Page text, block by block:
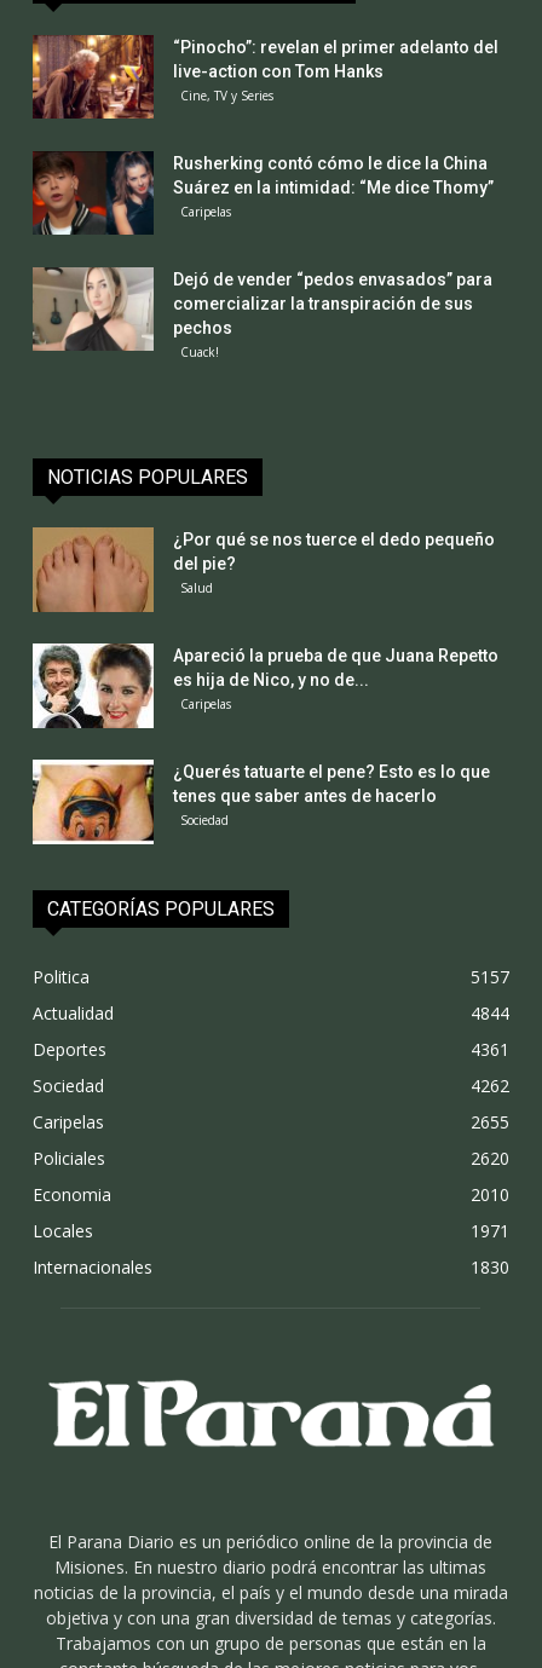
“Pinocho”: revelan el primer adelanto del
live-action con Tom Hanks
Cine, TV y Series
Rusherking contó cómo le dice la China
Suárez en la intimidad: “Me dice Thomy”
Caripelas
Dejó de vender “pedos envasados” para
comercializar la transpiración de sus
pechos
Cuack!
NOTICIAS POPULARES
¿Por qué se nos tuerce el dedo pequeño
del pie?
Salud
Apareció la prueba de que Juana Repetto
es hija de Nico, y no de...
Caripelas
¿Querés tatuarte el pene? Esto es lo que
tenes que saber antes de hacerlo
Sociedad
CATEGORÍAS POPULARES
Politica
5157
Actualidad
4844
Deportes
4361
Sociedad
4262
Caripelas
2655
Policiales
2620
Economia
2010
Locales
1971
Internacionales
1830
El Parana Diario es un periódico online de la provincia de
Misiones. En nuestro diario podrá encontrar las ultimas
noticias de la provincia, el país y el mundo desde una mirada
objetiva y con una gran diversidad de temas y categorías.
Trabajamos con un grupo de personas que están en la